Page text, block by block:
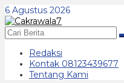
Lewati
ke
konten
6 Agustus 2026
Redaksi
Kontak 08123439677
Tentang Kami